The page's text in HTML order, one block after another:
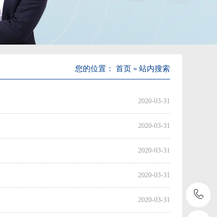
您的位置： 首页 » 站内搜索
2020-03-31
2020-03-31
2020-03-31
2020-03-31
2020-03-31